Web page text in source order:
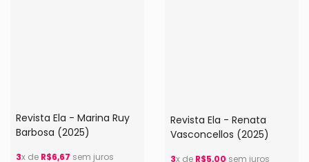
Revista Ela - Marina Ruy
Barbosa (2025)
3x de R$6,67 sem juros
Revista Ela - Renata
Vasconcellos (2025)
3x de R$5,00 sem juros